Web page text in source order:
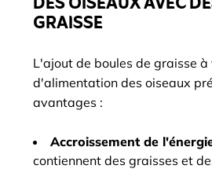
GRAISSE
L'ajout de boules de graisse
d'alimentation des oiseaux
avantages :
Accroissement de
contiennent des graisses et